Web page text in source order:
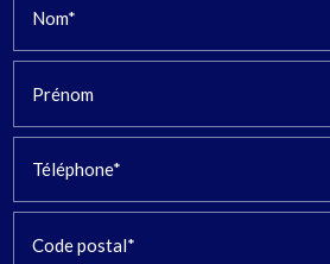
Nom*
Prénom
Téléphone*
Code postal*